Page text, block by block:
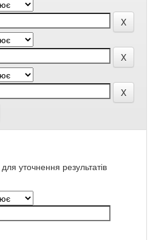
уточнення результатів